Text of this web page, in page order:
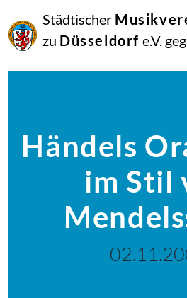
Städtischer
zu Düsseldorf e.V.
Händels
im Stil